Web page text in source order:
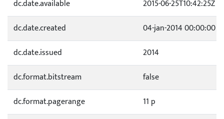
dc.date.available
2015-06-25T10:42:25Z
dc.date.created
04-jan-2014 00:00:00
dc.date.issued
2014
dc.format.bitstream
false
dc.format.pagerange
11 p